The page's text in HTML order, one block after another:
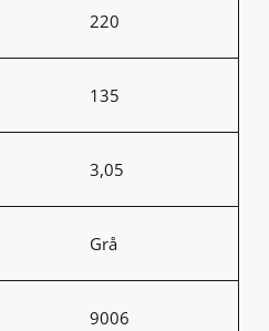
220
135
3,05
Grå
9006